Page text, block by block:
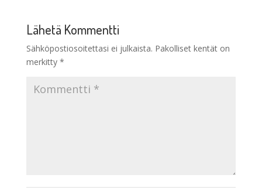
Lähetä Kommentti
Sähköpostiosoitettasi ei julkaista. Pakolliset kentät on
merkitty *